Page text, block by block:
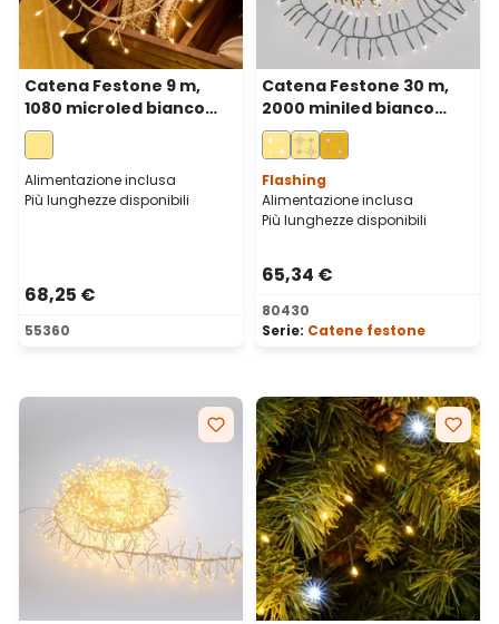
Catena Festone 9 m,
1080 microled bianco
caldo, cavo metal
argento
Alimentazione inclusa
Più lunghezze disponibili
68,25 €
55360
Catena Festone 30 m,
2000 miniled bianco
caldo e bianco freddo,
cavo verde
Flashing
Alimentazione inclusa
Più lunghezze disponibili
65,34 €
80430
Serie: Catene festone